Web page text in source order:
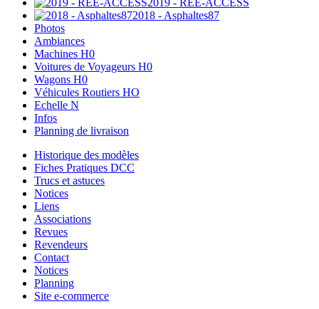
2018 - Asphaltes87
Photos
Ambiances
Machines H0
Voitures de Voyageurs H0
Wagons H0
Véhicules Routiers HO
Echelle N
Infos
Planning de livraison
Historique des modèles
Fiches Pratiques DCC
Trucs et astuces
Notices
Liens
Associations
Revues
Revendeurs
Contact
Notices
Planning
Site e-commerce